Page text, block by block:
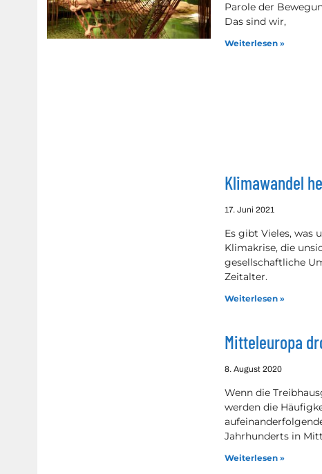
Parole der
Das sind wir,
Weiterlesen »
Klimawandel
17. Juni 2021
Es gibt Vieles, was
Klimakrise, die
gesellschaftliche
Zeitalter.
Weiterlesen »
Mitteleuropa
8. August 2020
Wenn die
werden die
Jahrhunderts in
Weiterlesen »